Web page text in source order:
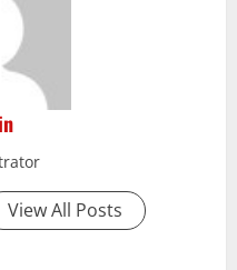
View All Posts